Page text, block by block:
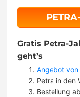
Gratis Petra-
geht’s
Angebot
Petra in den
Bestellung